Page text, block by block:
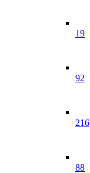
19
92
216
88